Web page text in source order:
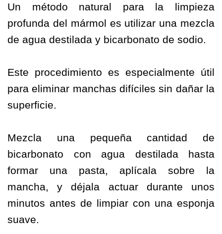
Un método natural para la limpieza
profunda del mármol es utilizar una mezcla
de agua destilada y bicarbonato de sodio.
Este procedimiento es especialmente útil
para eliminar manchas difíciles sin dañar la
superficie.
Mezcla una pequeña cantidad de
bicarbonato con agua destilada hasta
formar una pasta, aplícala sobre la
mancha, y déjala actuar durante unos
minutos antes de limpiar con una esponja
suave.